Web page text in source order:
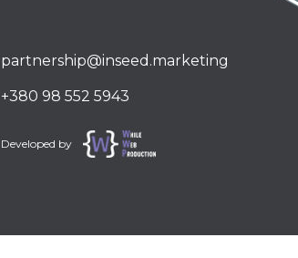
partnership@inseed.marketing
+380 98 552 5943
Developed by